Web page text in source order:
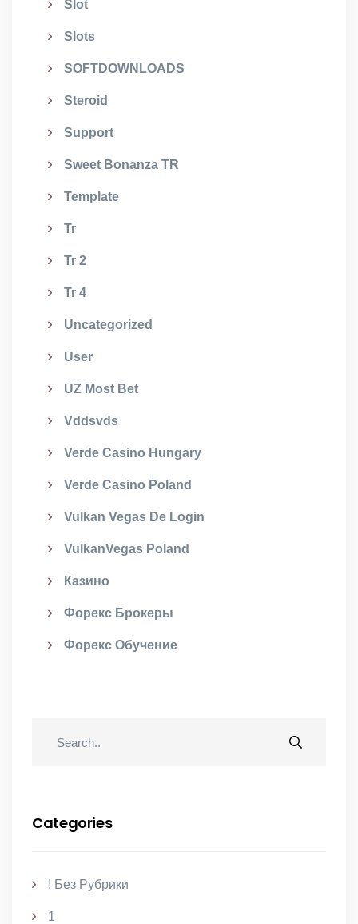
Slot
Slots
SOFTDOWNLOADS
Steroid
Support
Sweet Bonanza TR
Template
Tr
Tr 2
Tr 4
Uncategorized
User
UZ Most Bet
Vddsvds
Verde Casino Hungary
Verde Casino Poland
Vulkan Vegas De Login
VulkanVegas Poland
Казино
Форекс Брокеры
Форекс Обучение
Categories
! Без Рубрики
1